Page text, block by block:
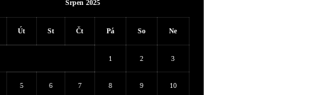
Srpen 2025
Út St Čt Pá So Ne
1 2 3
5 6 7 8 9 10